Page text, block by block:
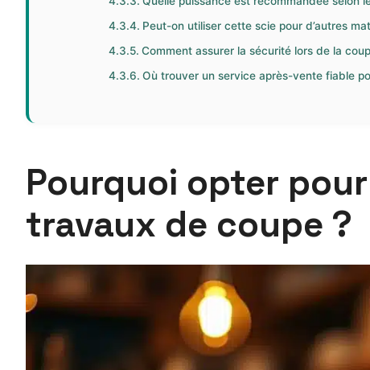
Peut-on utiliser cette scie pour d’autres
Comment assurer la sécurité lors de la
Où trouver un service après-vente fiable
Pourquoi opter
travaux de coupe ?